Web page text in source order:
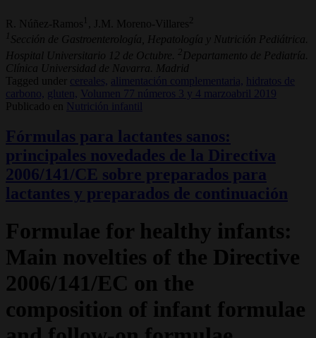
R. Núñez-Ramos 1 , J.M. Moreno-Villares
1 Sección de Gastroenterología, Hepatología y Nutrición Pediátrica.
Hospital Universitario 12 de Octubre.
2 Departamento de Pediatría.
Clínica Universidad de Navarra. Madrid
Tagged under
cereales, alimentación complementaria,
hidratos de
carbono, gluten,
Volumen 77 números 3 y 4 marzoabril 2019
Publicado en
Nutrición infantil
Fórmulas para lactantes sanos:
principales novedades de la Directiva
2006/141/CE sobre preparados para
lactantes y preparados de continuación
Formulae for healthy infants:
Main novelties of the Directive
2006/141/EC on the
composition of infant formulae